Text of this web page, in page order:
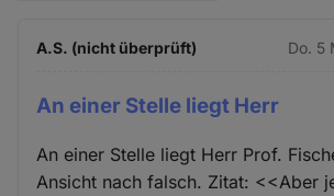
A.S. (nicht überprüft) Do. 5
An einer Stelle liegt Herr
An einer Stelle liegt Herr Prof.
Ansicht nach falsch. Zitat: <<Aber